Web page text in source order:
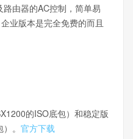
由器的AC控制，简单易
业版本是完全免费的而且
的ISO底包）和稳定版
。 官方下载